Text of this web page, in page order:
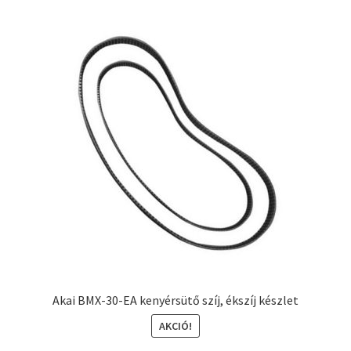
Akai BMX-30-EA kenyérsütő szíj, ékszíj készlet
AKCIÓ!